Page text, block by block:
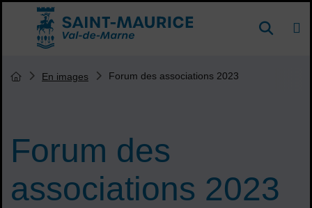
Menu de raccourcis
Accueil ville de Saint-Maurice DE
Forum des
associations 2023
Vous êtes ici :
Page d'accueil du site
En images Forum des associations 2023